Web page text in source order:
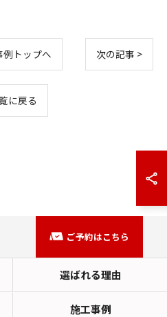
例トップへ 次の記事 >
に戻る
ご予約はこちら
選ばれる理由
施工事例